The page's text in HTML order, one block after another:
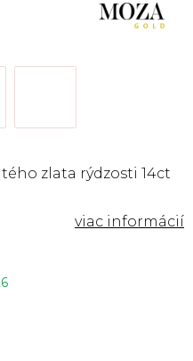
zlata rýdzosti 14ct